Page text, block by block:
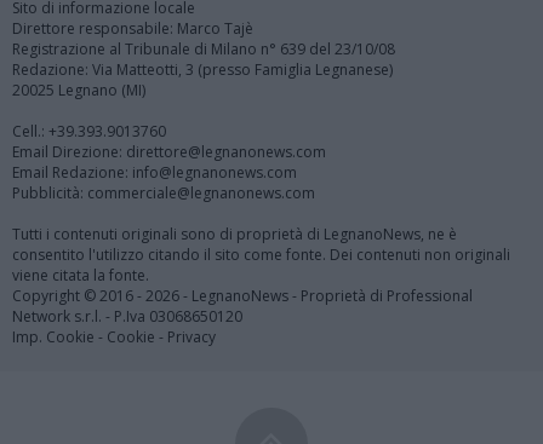
Sito di informazione locale
Direttore responsabile: Marco Tajè
Registrazione al Tribunale di Milano n° 639 del 23/10/08
Redazione: Via Matteotti, 3 (presso Famiglia Legnanese)
20025 Legnano (MI)
Cell.: +39.393.9013760
Email Direzione: direttore@legnanonews.com
Email Redazione: info@legnanonews.com
Pubblicità: commerciale@legnanonews.com
Tutti i contenuti originali sono di proprietà di LegnanoNews, ne è
consentito l'utilizzo citando il sito come fonte. Dei contenuti non originali
viene citata la fonte.
Copyright © 2016 - 2026 - LegnanoNews - Proprietà di Professional
Network s.r.l. - P.Iva 03068650120
Imp. Cookie - Cookie - Privacy